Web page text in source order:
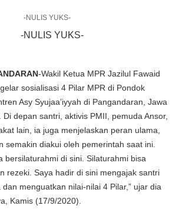
-NULIS YUKS-
-Wakil Ketua MPR Jazilul Fawaid
sosialisasi 4 Pilar MPR di Pondok
Asy Syujaa’iyyah di Pangandaran, Jawa
Di depan santri, aktivis PMII, pemuda Ansor,
lain, ia juga menjelaskan peran ulama,
semakin diakui oleh pemerintah saat ini.
bersilaturahmi di sini. Silaturahmi bisa
rezeki. Saya hadir di sini mengajak santri
menguatkan nilai-nilai 4 Pilar,” ujar dia
Kamis (17/9/2020).